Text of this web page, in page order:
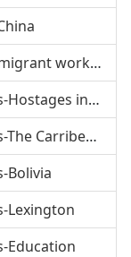
经济学人音频版 Unit26:Asia-China's migrant workers
经济学人音频版 Unit25:The Americas-Hostages in Columbia
经济学人音频版 Unit24:The Americas-The Carribean
Bolivia
Lexington
Education